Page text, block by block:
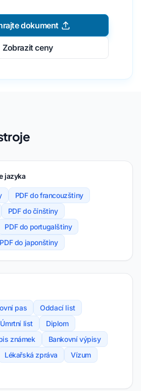
dokument
Zobrazit ceny
jazyka
PDF do francouzštiny
PDF do čínštiny
PDF do portugalštiny
PDF do japonštiny
pas
Oddací list
Úmrtní list
Diplom
známek
Bankovní výpisy
Lékařská zpráva
Vízum